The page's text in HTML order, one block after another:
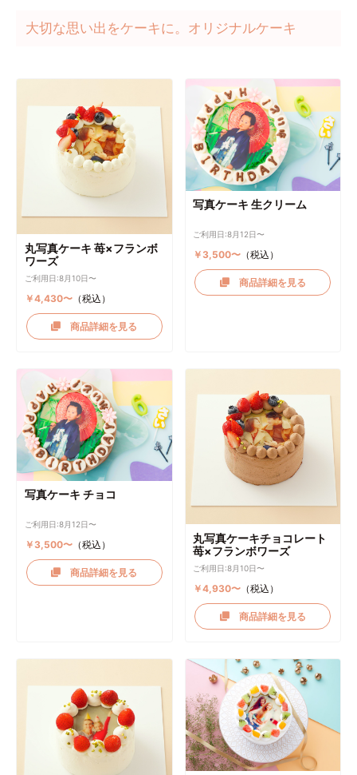
大切な思い出をケーキに。オリジナルケーキ
丸写真ケーキ 苺×フランボ
ワーズ
ご利用日:8月10日〜
￥4,430〜（税込）
商品詳細を見る
写真ケーキ 生クリーム
ご利用日:8月12日〜
￥3,500〜 （税込）
商品詳細を見る
写真ケーキ チョコ
ご利用日:8月12日〜
￥3,500〜（税込）
商品詳細を見る
丸写真ケーキチョコレート
苺×フランボワーズ
ご利用日:8月10日〜
￥4,930〜 （税込）
商品詳細を見る